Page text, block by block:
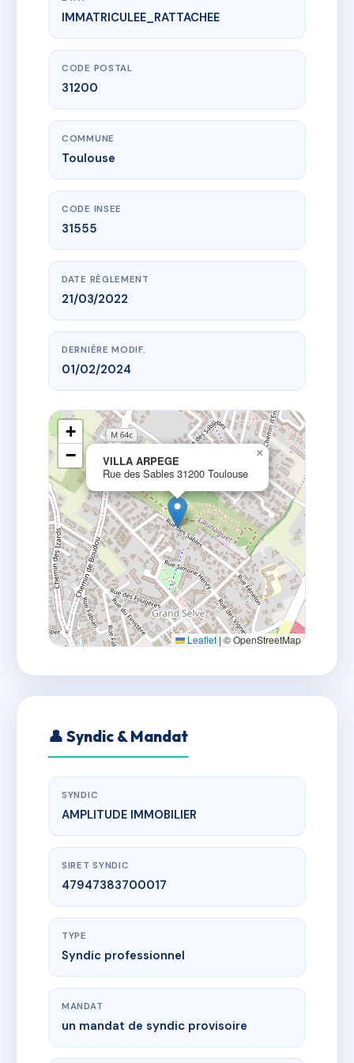
www.vme.plus/AI5012133
VILLA ARPEGE
Rue des Sables
IMMATRICULEE_RATTACHEE
CODE POSTAL
31200
COMMUNE
Toulouse
CODE INSEE
31555
DATE RÈGLEMENT
21/03/2022
DERNIÈRE MODIF.
01/02/2024
VILLA ARPEGE
Rue des Sables 31200 Toulouse
×
+
−
Leaflet | © OpenStreetMap
👤 Syndic & Mandat
SYNDIC
AMPLITUDE IMMOBILIER
SIRET SYNDIC
47947383700017
TYPE
Syndic professionnel
MANDAT
un mandat de syndic provisoire